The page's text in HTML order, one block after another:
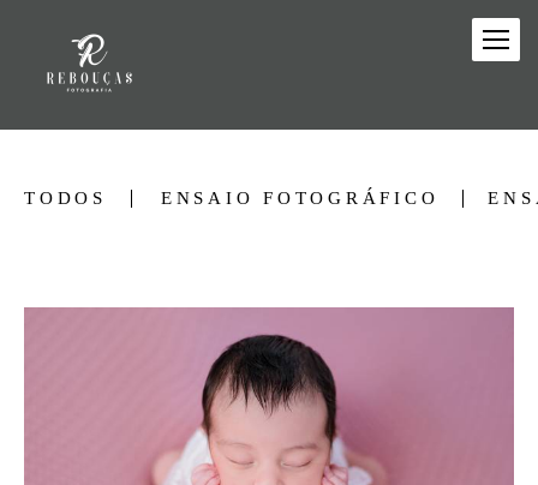
TODOS ENSAIO FOTOGRÁFICO